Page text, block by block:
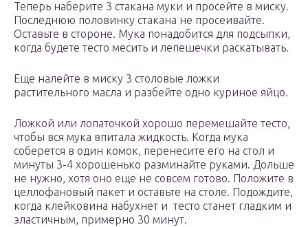
Теперь наберите 3 стакана муки и просейте в миску.
Последнюю половинку стакана не просеивайте.
Оставьте в стороне. Мука понадобится для подсыпки,
когда будете тесто месить и лепешечки раскатывать.
Еще налейте в миску 3 столовые ложки
растительного масла и разбейте одно куриное яйцо.
Ложкой или лопаточкой хорошо перемешайте тесто,
чтобы вся мука впитала жидкость. Когда мука
соберется в один комок, перенесите его на стол и
минуты 3-4 хорошенько разминайте руками. Дольше
не нужно, хотя оно еще не совсем готово. Положите в
целлофановый пакет и оставьте на столе. Подождите,
когда клейковина набухнет и тесто станет гладким и
эластичным, примерно 30 минут.